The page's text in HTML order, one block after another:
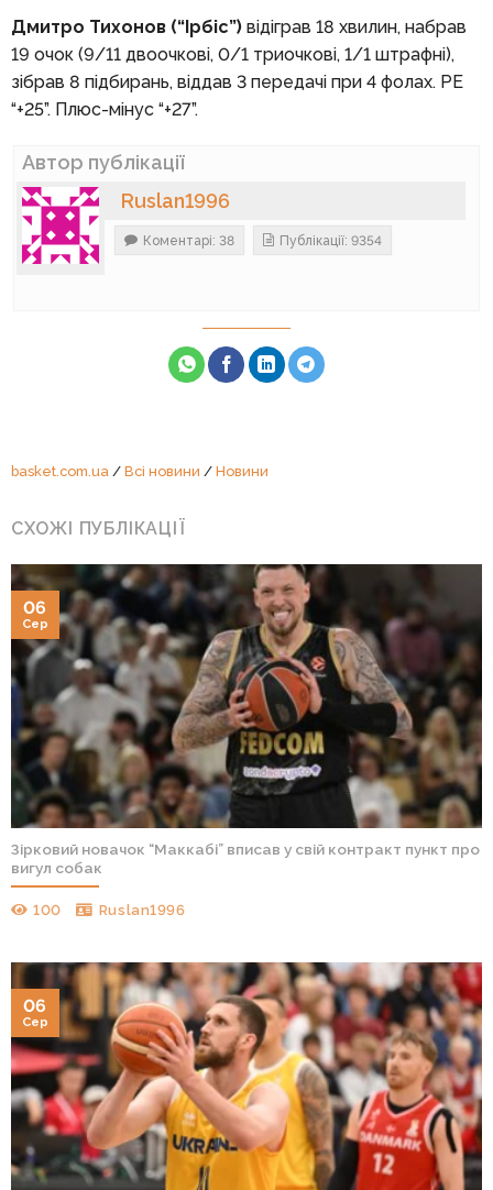
Дмитро Тихонов (“Ірбіс”)відіграв 18 хвилин, набрав
19 очок (9/11 двоочкові, 0/1 триочкові, 1/1 штрафні),
зібрав 8 підбирань, віддав 3 передачі при 4 фолах. РЕ
“+25”. Плюс-мінус “+27”.
Автор публікації
Ruslan1996
Коментарі: 38 Публікації: 9354
basket.com.ua/ Всі новини / Новини
СХОЖІ ПУБЛІКАЦІЇ
Зірковий новачок “Маккабі” вписав у свій контракт пункт про
вигул собак
100 Ruslan1996
06
Сер
06
Сер